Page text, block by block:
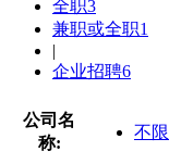
全职3
兼职或全职1
|
企业招聘6
公司名
称:
不限